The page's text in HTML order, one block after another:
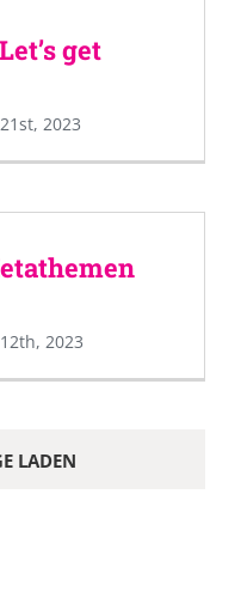
get
2023
2023
LADEN